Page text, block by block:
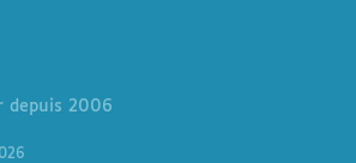
depuis 2006